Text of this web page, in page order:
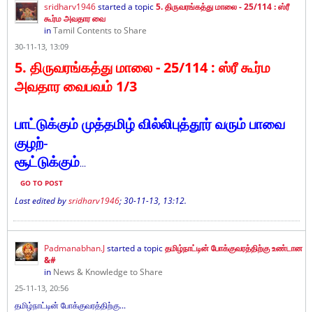
sridharv1946started a topic5. திருவரங்கத்து மாலை - 25/114 : ஸ்ரீ
கூர்ம அவதார வை
inTamil Contents to Share
30-11-13, 13:09
5. திருவரங்கத்து மாலை - 25/114 : ஸ்ரீ கூர்ம
அவதார வைபவம் 1/3
பாட்டுக்கும் முத்தமிழ் வில்லிபுத்தூர் வரும் பாவை
குழற்-
சூட்டுக்கும்...
GO TO POST
Last edited bysridharv1946;30-11-13, 13:12.
Padmanabhan.Jstarted a topicதமிழ்நாட்டின் போக்குவரத்திற்கு உண்டான
&#
in News & Knowledge to Share
25-11-13, 20:56
தமிழ்நாட்டின் போக்குவரத்திற்கு...